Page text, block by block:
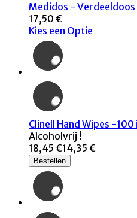
Medidos - Verdeeldoos
17,50 €
Kies een Optie
Clinell Hand Wipes -100
Alcoholvrij !
18,45 €14,35 €
Bestellen